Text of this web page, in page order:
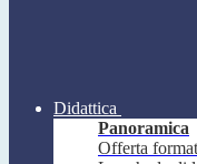
Didattica
Panoramica
Offerta